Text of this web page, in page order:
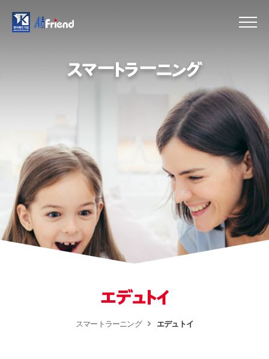
スマートラーニング
エデュトイ
スマートラーニング エデュトイ